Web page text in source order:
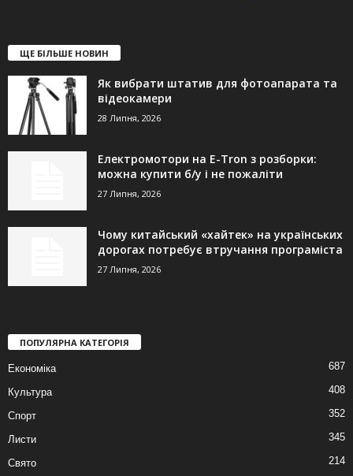
ЩЕ БІЛЬШЕ НОВИН
Як вибрати штатив для фотоапарата та
відеокамери
28 Липня, 2026
Електромотори на E-Tron з розборки:
можна купити б/у і не пожаліти
27 Липня, 2026
Чому китайський «хайтек» на українських
дорогах потребує втручання програміста
27 Липня, 2026
ПОПУЛЯРНА КАТЕГОРІЯ
Економіка 687
Культура 408
Спорт 352
Листи 345
Свято 214